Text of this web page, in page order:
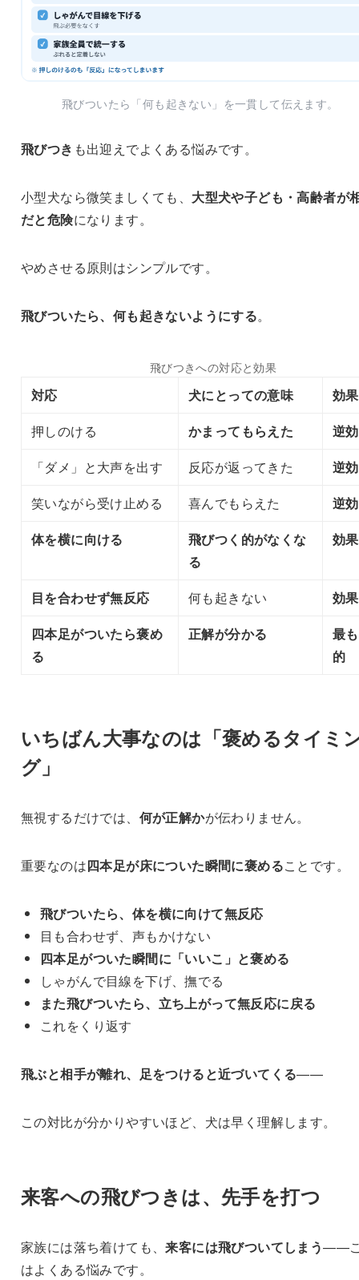
飛びついたら「何も起きない」を一貫して伝えます。
飛びつき も出迎えでよくある悩みです。
小型犬なら微笑ましくても、 大型犬や子ども・高齢者が
だと危険になります。
やめさせる原則はシンプルです。
飛びついたら、何も起きないようにする。
飛びつきへの対応と効果
対応 犬にとっての意味
効果
押しのける
かまってもらえた
逆
「ダメ」と大声を出す
反応が返ってきた
逆
笑いながら受け止める
喜んでもらえた
逆
体を横に向ける
飛びつく的がなくな
る
効
目を合わせず無反応 何も起きない
効
四本足がついたら褒め
る
正解が分かる
最
的
いちばん大事なのは「褒めるタイミ
グ」
無視するだけでは、 何が正解かが伝わりません。
重要なのは四本足が床についた瞬間に褒めることです。
飛びついたら、体を横に向けて無反応
目も合わせず、声もかけない
四本足がついた瞬間に「いいこ」と褒める
しゃがんで目線を下げ、撫でる
また飛びついたら、立ち上がって無反応に戻る
これをくり返す
飛ぶと相手が離れ、足をつけると近づいてくる——
この対比が分かりやすいほど、犬は早く理解します。
来客への飛びつきは、先手を打つ
家族には落ち着けても、来客には飛びついてしまう——
はよくある悩みです。